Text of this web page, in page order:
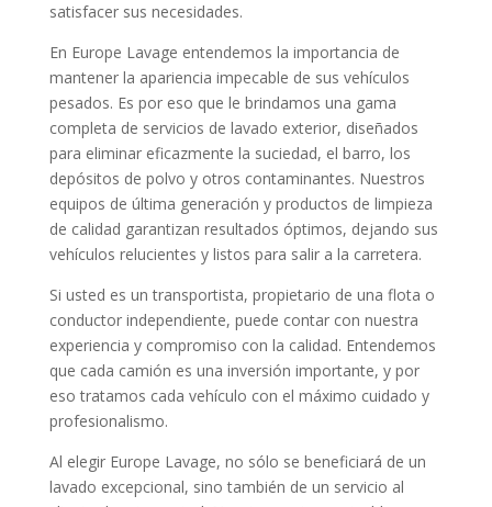
satisfacer sus necesidades.
En Europe Lavage entendemos la importancia de
mantener la apariencia impecable de sus vehículos
pesados. Es por eso que le brindamos una gama
completa de servicios de lavado exterior, diseñados
para eliminar eficazmente la suciedad, el barro, los
depósitos de polvo y otros contaminantes. Nuestros
equipos de última generación y productos de limpieza
de calidad garantizan resultados óptimos, dejando sus
vehículos relucientes y listos para salir a la carretera.
Si usted es un transportista, propietario de una flota o
conductor independiente, puede contar con nuestra
experiencia y compromiso con la calidad. Entendemos
que cada camión es una inversión importante, y por
eso tratamos cada vehículo con el máximo cuidado y
profesionalismo.
Al elegir Europe Lavage, no sólo se beneficiará de un
lavado excepcional, sino también de un servicio al